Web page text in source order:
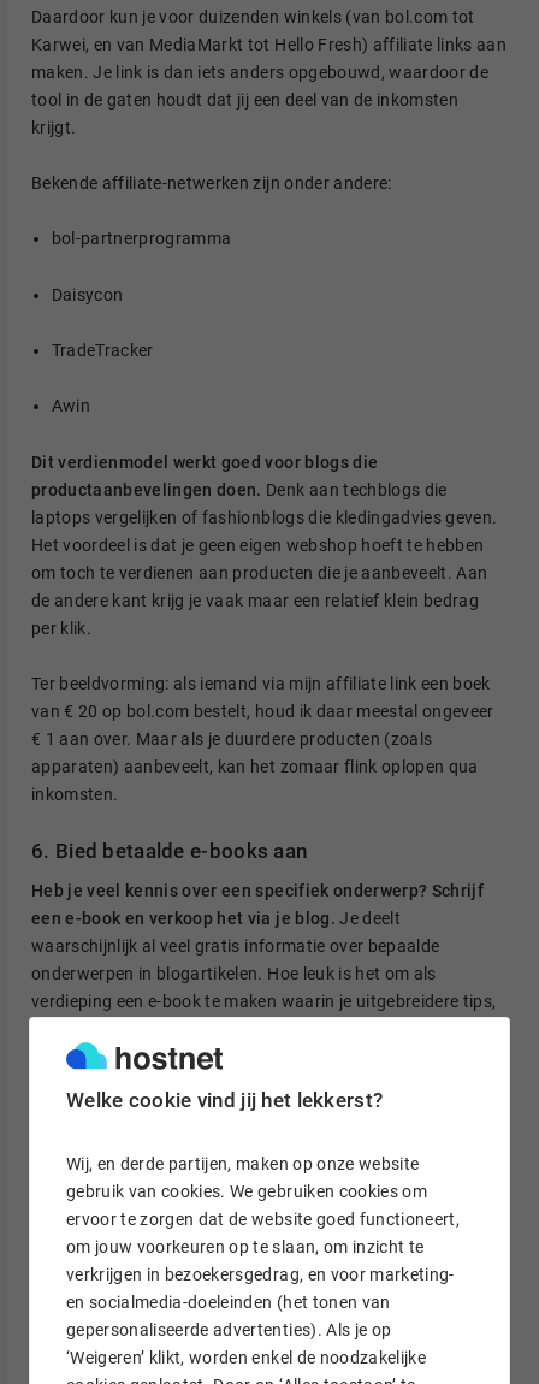
Welke cookie vind jij het lekkerst?
Wij, en derde partijen, maken op onze website
gebruik van cookies. We gebruiken cookies om
ervoor te zorgen dat de website goed functioneert,
om jouw voorkeuren op te slaan, om inzicht te
verkrijgen in bezoekersgedrag, en voor marketing-
en socialmedia-doeleinden (het tonen van
gepersonaliseerde advertenties). Als je op
‘Weigeren’ klikt, worden enkel de noodzakelijke
Daardoor kun je voor duizenden winkels (van bol.com tot
Karwei, en van MediaMarkt tot Hello Fresh) affiliate links aan
maken. Je link is dan iets anders opgebouwd, waardoor de
tool in de gaten houdt dat jij een deel van de inkomsten
krijgt.
Bekende affiliate-netwerken zijn onder andere:
bol-partnerprogramma
Daisycon
TradeTracker
Awin
Dit verdienmodel werkt goed voor blogs die
productaanbevelingen doen. Denk aan techblogs die
laptops vergelijken of fashionblogs die kledingadvies geven.
Het voordeel is dat je geen eigen webshop hoeft te hebben
om toch te verdienen aan producten die je aanbeveelt. Aan
de andere kant krijg je vaak maar een relatief klein bedrag
per klik.
Ter beeldvorming: als iemand via mijn affiliate link een boek
van € 20 op bol.com bestelt, houd ik daar meestal ongeveer
€ 1 aan over. Maar als je duurdere producten (zoals
apparaten) aanbeveelt, kan het zomaar flink oplopen qua
inkomsten.
6. Bied betaalde e-books aan
Heb je veel kennis over een specifiek onderwerp? Schrijf
een e-book en verkoop het via je blog. Je deelt
waarschijnlijk al veel gratis informatie over bepaalde
onderwerpen in blogartikelen. Hoe leuk is het om als
verdieping een e-book te maken waarin je uitgebreidere tips,
e-book regelmatig in je blogartikelen om het extra aandacht
prijs tussen de € 10 en € 20. Alsje veel enthousiaste volgers
hebt, kan dit je een mooi bedrag opleveren. Ook kost het je
meestal niet veel geld om een e-book te maken. Je kunt het
zelf opmaken in Canva en hoeft een e-book natuurlijk niet te
laten drukken. Aan de andere kant gaat er wel de nodige tijd
in zitten.
Zo heeft foodblogger Pauline van Uit Paulines Keuken